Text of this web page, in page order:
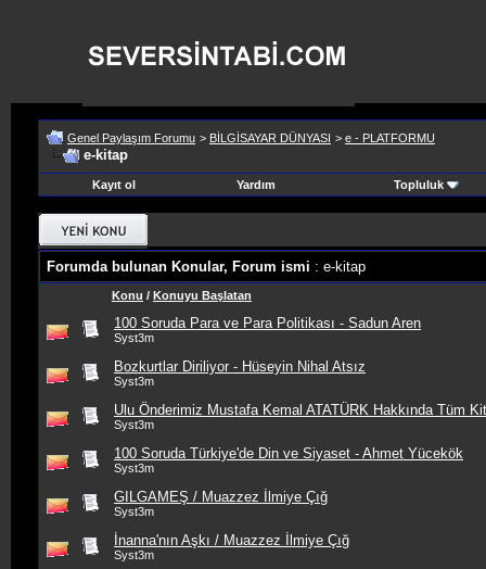
Genel Paylaşım Forumu > BİLGİSAYAR DÜNYASI > e - PLATFORMU
e-kitap
Kayıt ol Yardım Topluluk
Forumda bulunan Konular, Forum ismi : e-kitap
Konu / Konuyu Başlatan
100 Soruda Para ve Para Politikası - Sadun Aren
Syst3m
Bozkurtlar Diriliyor - Hüseyin Nihal Atsız
Syst3m
Ulu Önderimiz Mustafa Kemal ATATÜRK Hakkında Tüm
Syst3m
100 Soruda Türkiye'de Din ve Siyaset - Ahmet Yücekök
Syst3m
GILGAMEŞ / Muazzez İlmiye Çığ
Syst3m
İnanna'nın Aşkı / Muazzez İlmiye Çığ
Syst3m